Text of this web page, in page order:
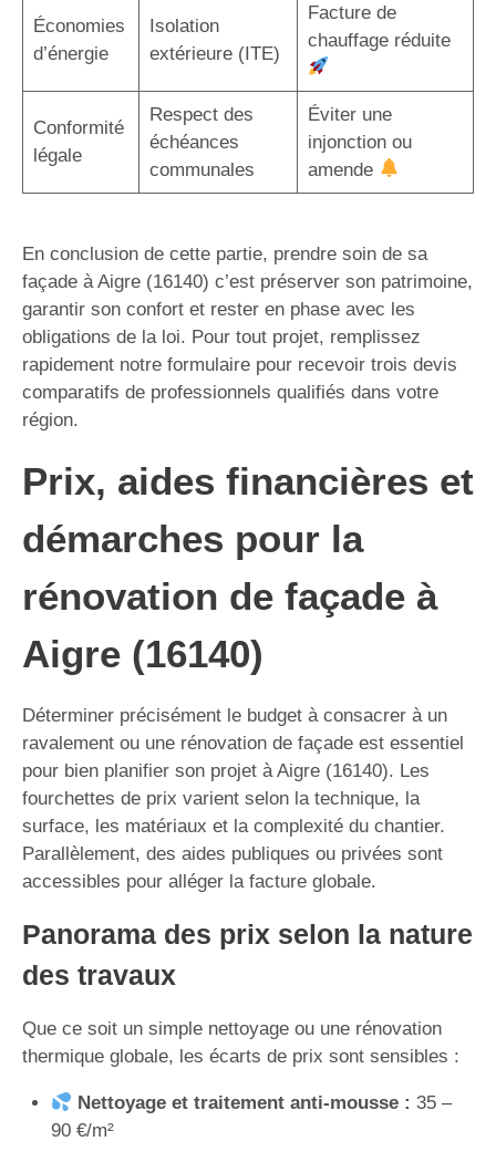
Économies
d’énergie
Isolation
extérieure (ITE)
Facture de
chauffage réduite
Conformité
légale
Respect des
échéances
communales
Éviter une
injonction ou
amende
En conclusion de cette partie, prendre soin de sa
façade à Aigre (16140) c’est préserver son patrimoine,
garantir son confort et rester en phase avec les
obligations de la loi. Pour tout projet, remplissez
rapidement notre formulaire pour recevoir trois devis
comparatifs de professionnels qualifiés dans votre
région.
Prix, aides financières et
démarches pour la
rénovation de façade à
Aigre (16140)
Déterminer précisément le budget à consacrer à un
ravalement ou une rénovation de façade est essentiel
pour bien planifier son projet à Aigre (16140). Les
fourchettes de prix varient selon la technique, la
surface, les matériaux et la complexité du chantier.
Parallèlement, des aides publiques ou privées sont
accessibles pour alléger la facture globale.
Panorama des prix selon la nature
des travaux
Que ce soit un simple nettoyage ou une rénovation
thermique globale, les écarts de prix sont sensibles :
Nettoyage et traitement anti-mousse : 35 –
90 €/m²